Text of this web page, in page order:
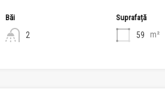
Băi
2
Suprafață
59 m²